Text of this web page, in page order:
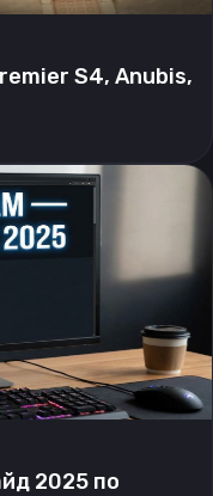
S4, Anubis,
2025 по